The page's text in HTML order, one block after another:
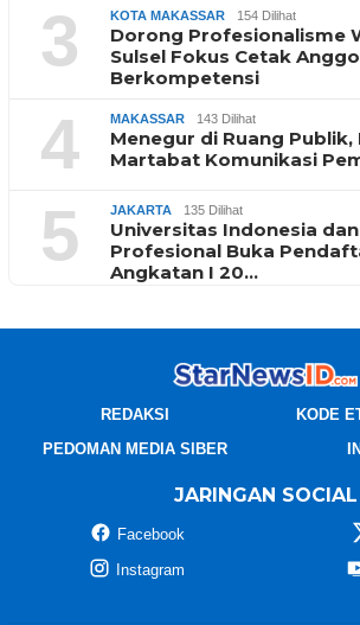
3 KOTA MAKASSAR 154 Dilihat
Dorong Profesionalisme
Sulsel Fokus Cetak
Berkompetensi
4 MAKASSAR 143 Dilihat
Menegur di Ruang
Martabat Komunikasi
5 JAKARTA 135 Dilihat
Universitas Indonesia dan
Profesional Buka
Angkatan I 20…
REDAKSI
KODE
PEDOMAN MEDIA SIBER
JARINGAN SOCIAL
Facebook
Instagram